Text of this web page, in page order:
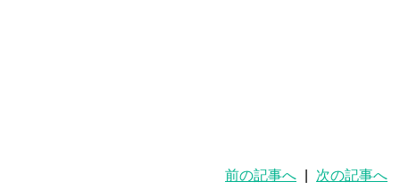
前の記事へ 次の記事へ